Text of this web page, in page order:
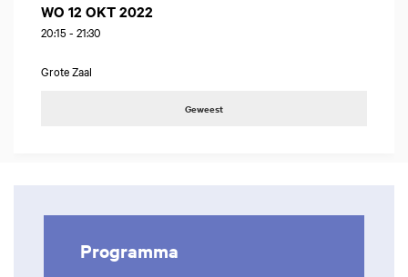
WO 12 OKT 2022
20:15 - 21:30
Grote Zaal
Geweest
Programma